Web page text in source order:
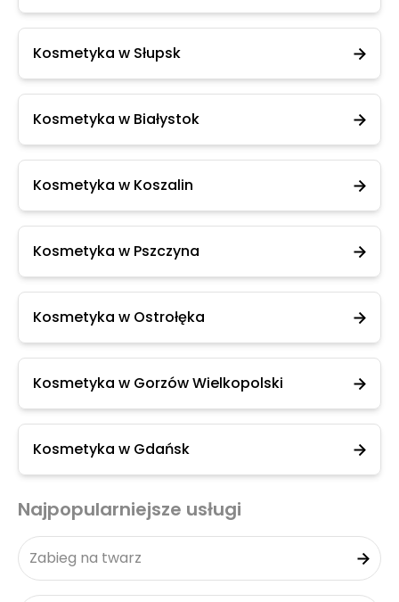
Kosmetyka w Słupsk
Kosmetyka w Białystok
Kosmetyka w Koszalin
Kosmetyka w Pszczyna
Kosmetyka w Ostrołęka
Kosmetyka w Gorzów Wielkopolski
Kosmetyka w Gdańsk
Najpopularniejsze usługi
Zabieg na twarz